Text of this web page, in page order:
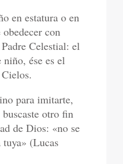
en estatura o en
con
Celestial: el
ése es el
para imitarte,
otro fin
de Dios: «no se
(Lucas